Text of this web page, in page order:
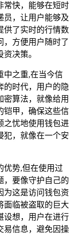
常快，能够在短时
员，让用户能够及
供了实时的行情数
，方便用户随时了
决策。
中之重,在当今信
的时代，用户的隐
密算法，就像给用
铠甲，确保这些信
之忧地使用钱包进
犯，就像在一个安
优势,但在使用过
，要像守护自己的
为这是访问钱包资
面临被盗取的巨大
设想，用户在进行
易信息，避免因操